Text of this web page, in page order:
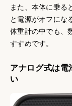
また、本体に乗る
と電源がオフにな
体重計の中でも、
すすめです。
アナログ式は電
い